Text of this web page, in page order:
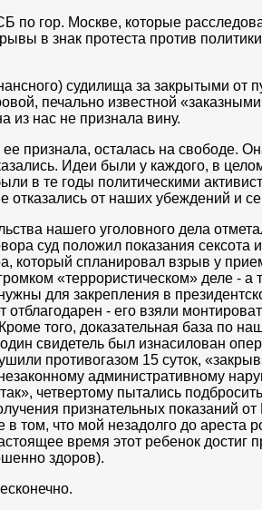
по гор. Москве, которые
в знак протеста против
судилища за закрытыми от
печально известной
из нас не признала вину.
признала, осталась на свободе.
Идеи были у каждого, в
в те годы политическими
отказались от наших убеждений и
нашего уголовного дела
суд положил показания сексота
который спланировал взрыв у
«террористическом» деле - а
для закрепления в
отблагодарен - его взяли
того, доказательная база по
свидетель был изнасилован
противогазом 15 суток,
административному
четвертому пытались
признательных показаний
в том, что мой незадолго до ареста
время этот ребенок достиг
здоров).